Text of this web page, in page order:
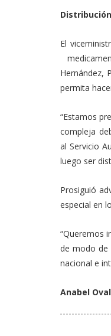
El
Hernández,
permita
“Estamos
compleja
al Servicio
luego ser
Prosiguió
especial en
“Queremos
de modo de
nacional e
Anabel